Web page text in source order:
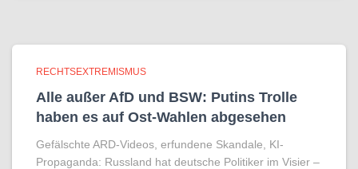
RECHTSEXTREMISMUS
Alle außer AfD und BSW: Putins Trolle
haben es auf Ost-Wahlen abgesehen
Gefälschte ARD-Videos, erfundene Skandale, KI-
Propaganda: Russland hat deutsche Politiker im Visier –